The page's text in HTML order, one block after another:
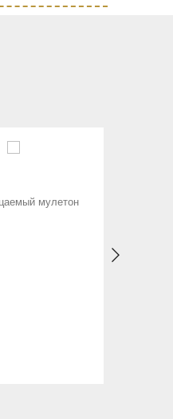
овечья шерсть
300